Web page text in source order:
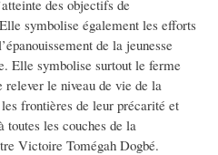
des objectifs de
symbolise également les efforts
de la jeunesse
Elle symbolise surtout le ferme
relever le niveau de vie de la
frontières de leur précarité et
toutes les couches de la
Victoire Tomégah Dogbé.